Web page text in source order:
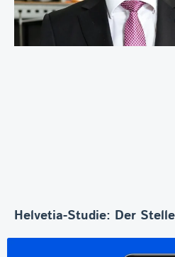
Helvetia-Studie: Der